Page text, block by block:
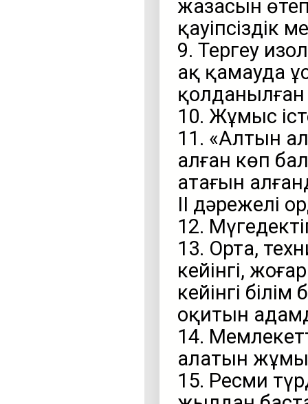
жазасын
қауіпсіздік
9. Тергеу
ақ қамауда
қолданылған
10. Жұмыс
11. «Алтын
алған көп
атағын
ІІ дәрежелі
12.
13. Орта,
кейінгі,
кейінгі
оқитын
14.
алатын
15. Ресми